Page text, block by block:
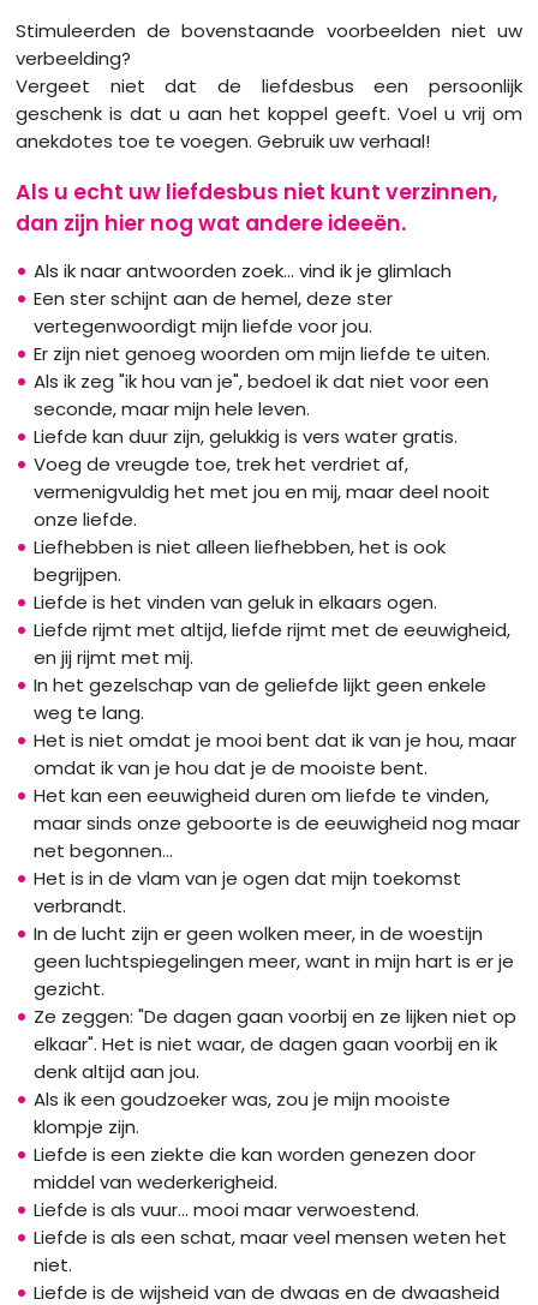
Stimuleerden de bovenstaande voorbeelden niet uw
verbeelding?
Vergeet niet dat de liefdesbus een persoonlijk
geschenk is dat u aan het koppel geeft. Voel u vrij om
anekdotes toe te voegen. Gebruik uw verhaal!
Als u echt uw liefdesbus niet kunt verzinnen,
dan zijn hier nog wat andere ideeën.
Als ik naar antwoorden zoek... vind ik je glimlach
Een ster schijnt aan de hemel, deze ster
vertegenwoordigt mijn liefde voor jou.
Er zijn niet genoeg woorden om mijn liefde te uiten.
Als ik zeg "ik hou van je", bedoel ik dat niet voor een
seconde, maar mijn hele leven.
Liefde kan duur zijn, gelukkig is vers water gratis.
Voeg de vreugde toe, trek het verdriet af,
vermenigvuldig het met jou en mij, maar deel nooit
onze liefde.
Liefhebben is niet alleen liefhebben, het is ook
begrijpen.
Liefde is het vinden van geluk in elkaars ogen.
Liefde rijmt met altijd, liefde rijmt met de eeuwigheid,
en jij rijmt met mij.
In het gezelschap van de geliefde lijkt geen enkele
weg te lang.
Het is niet omdat je mooi bent dat ik van je hou, maar
omdat ik van je hou dat je de mooiste bent.
Het kan een eeuwigheid duren om liefde te vinden,
maar sinds onze geboorte is de eeuwigheid nog maar
net begonnen...
Het is in de vlam van je ogen dat mijn toekomst
verbrandt.
In de lucht zijn er geen wolken meer, in de woestijn
geen luchtspiegelingen meer, want in mijn hart is er je
gezicht.
Ze zeggen: "De dagen gaan voorbij en ze lijken niet op
elkaar". Het is niet waar, de dagen gaan voorbij en ik
denk altijd aan jou.
Als ik een goudzoeker was, zou je mijn mooiste
klompje zijn.
Liefde is een ziekte die kan worden genezen door
middel van wederkerigheid.
Liefde is als vuur... mooi maar verwoestend.
Liefde is als een schat, maar veel mensen weten het
niet.
Liefde is de wijsheid van de dwaas en de dwaasheid